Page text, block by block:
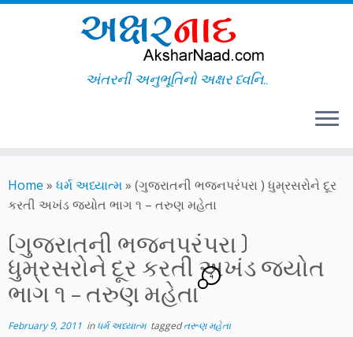
to
content
અંતરની અનુભૂતિનો અક્ષર ધ્વનિ..
Home » ધર્મ અધ્યાત્મ» (ગુજરાતની ભજનપરંપરા ) ધુમ્રસરોને દૂર
કરતી અખંડ જ્યોત ભાગ ૧ – તરુણ મહેતા
(ગુજરાતની ભજનપરંપરા )
ધુમ્રસરોને દૂર કરતી અખંડ જ્યોત
ભાગ ૧ – તરુણ મહેતા
4
February 9, 2011 inધર્મ અધ્યાત્મ taggedતરૂણ મહેતા